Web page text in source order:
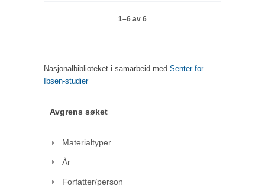
1–6 av 6
Nasjonalbiblioteket i samarbeid med Senter for
Ibsen-studier
Avgrens søket
Materialtyper
År
Forfatter/person